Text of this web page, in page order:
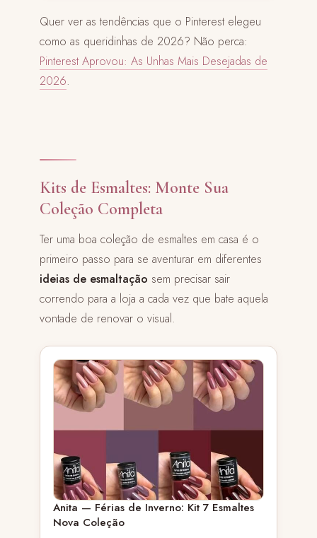
Quer ver as tendências que o Pinterest elegeu
como as queridinhas de 2026? Não perca:
Pinterest Aprovou: As Unhas Mais Desejadas de
2026.
Kits de Esmaltes: Monte Sua
Coleção Completa
Ter uma boa coleção de esmaltes em casa é o
primeiro passo para se aventurar em diferentes
ideias de esmaltação sem precisar sair
correndo para a loja a cada vez que bate aquela
vontade de renovar o visual.
Anita — Férias de Inverno: Kit 7 Esmaltes
Nova Coleção